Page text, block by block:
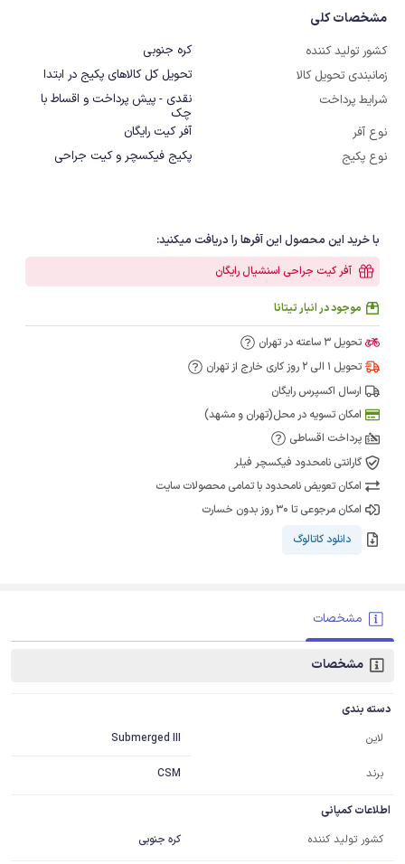
مشخصات کلی
کشور تولید کننده
کره جنوبی
زمانبندی تحویل کالا
تحویل کل کالاهای پکیج در ابتدا
شرایط پرداخت
نقدی - پیش پرداخت و اقساط با
چک
نوع آفر
آفر کیت رایگان
نوع پکیج
پکیج فیکسچر و کیت جراحی
با خرید این محصول این آفرها را دریافت میکنید:
آفر کیت جراحی اسنشیال رایگان
موجود در انبار تیتانا
تحویل 3 ساعته در تهران
تحویل 1 الی 2 روز کاری خارج از تهران
ارسال اکسپرس رایگان
امکان تسویه در محل(تهران و مشهد)
پرداخت اقساطی
گارانتی نامحدود فیکسچر فیلر
امکان تعویض نامحدود با تمامی محصولات سایت
امکان مرجوعی تا 30 روز بدون خسارت
دانلود کاتالوگ
مشخصات
مشخصات
دسته بندی
لاین
Submerged III
برند CSM
اطلاعات کمپانی
کشور تولید کننده
کره جنوبی